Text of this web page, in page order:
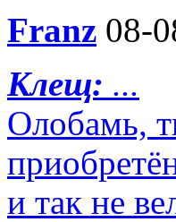
Franz 08-
Клещ: ...
Олобамь,
и так не